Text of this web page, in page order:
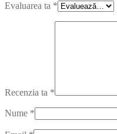
Evaluarea ta *
Recenzia ta *
Nume *